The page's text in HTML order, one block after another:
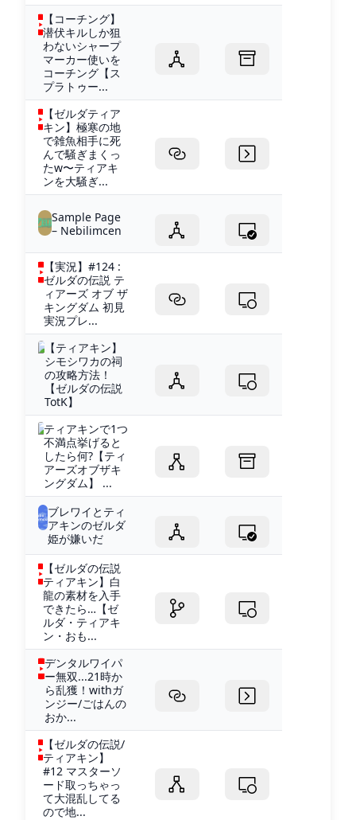
【コーチング】
潜伏キルしか狙
わないシャープ
マーカー使いを
コーチング【ス
プラトゥー...
【ゼルダティア
キン】極寒の地
で雑魚相手に死
んで騒ぎまくっ
たw〜ティアキ
ンを大騒ぎ...
Sample Page
– Nebilimcen
【実況】#124 :
ゼルダの伝説 テ
ィアーズ オブ ザ
キングダム 初見
実況プレ...
【ティアキン】
シモシワカの祠
の攻略方法！
【ゼルダの伝説
TotK】
ティアキンで1つ
不満点挙げると
したら何?【ティ
アーズオブザキ
ングダム】 ...
ブレワイとティ
アキンのゼルダ
姫が嫌いだ
【ゼルダの伝説
ティアキン】白
龍の素材を入手
できたら…【ゼ
ルダ・ティアキ
ン・おも...
デンタルワイパ
ー無双...21時か
ら乱獲！withガ
ンジー/ごはんの
おか...
【ゼルダの伝説/
ティアキン】
#12 マスターソ
ード取っちゃっ
て大混乱してる
ので地...